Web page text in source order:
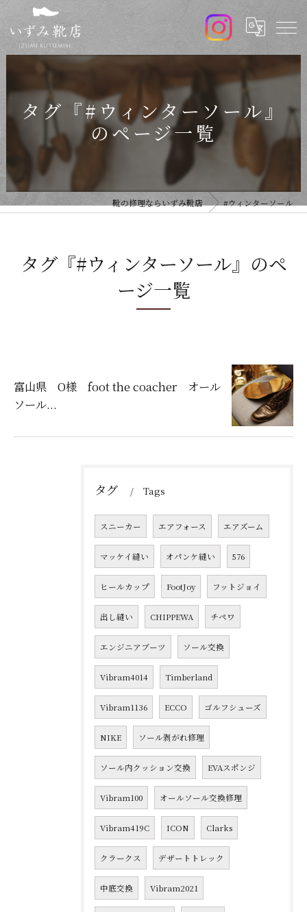
タグ『#ウィンターソール』
のページ一覧
靴の修理ならいずみ靴店 #ウィンターソール
タグ『#ウィンターソール』のペ
ージ一覧
富山県 O様 foot the coacher オール
ソール...
タグ Tags
スニーカー エアフォース エアズーム
マッケイ縫い オパンケ縫い 576
ヒールカップ FootJoy フットジョイ
出し縫い CHIPPEWA チペワ
エンジニアブーツ ソール交換
Vibram4014 Timberland
Vibram1136 ECCO ゴルフシューズ
NIKE ソール剥がれ修理
ソール内クッション交換 EVAスポンジ
Vibram100 オールソール交換修理
Vibram419C ICON Clarks
クラークス デザートトレック
中底交換 Vibram2021